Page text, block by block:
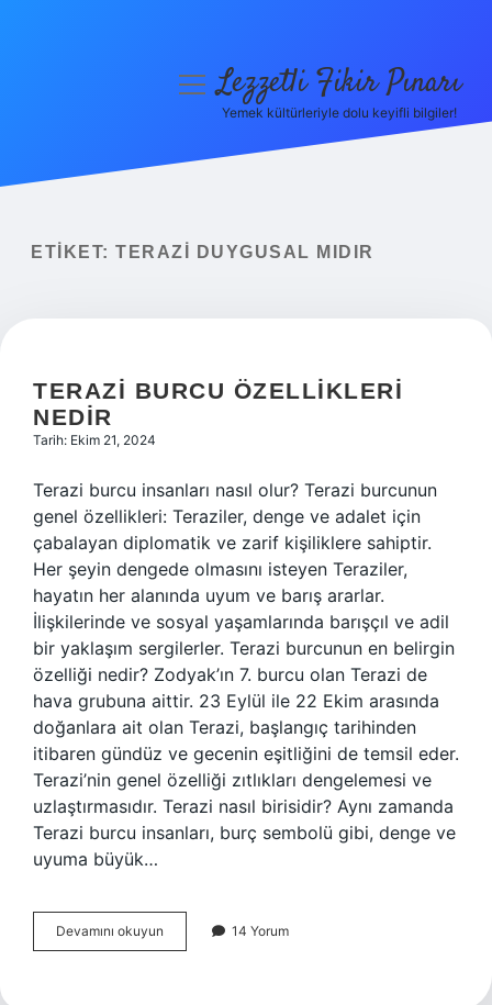
Yasal Uyarı
menüyüLezzetli Fikir Pınarı
Yemek kültürleriyle dolu keyifli bilgiler!
ETIKET: TERAZI DUYGUSAL MIDIR
TERAZI BURCU ÖZELLIKLERI
NEDIR
Tarih: Ekim 21, 2024
Terazi burcu insanları nasıl olur? Terazi burcunun
genel özellikleri: Teraziler, denge ve adalet için
çabalayan diplomatik ve zarif kişiliklere sahiptir.
Her şeyin dengede olmasını isteyen Teraziler,
hayatın her alanında uyum ve barış ararlar.
İlişkilerinde ve sosyal yaşamlarında barışçıl ve adil
bir yaklaşım sergilerler. Terazi burcunun en belirgin
özelliği nedir? Zodyak’ın 7. burcu olan Terazi de
hava grubuna aittir. 23 Eylül ile 22 Ekim arasında
doğanlara ait olan Terazi, başlangıç ​​tarihinden
itibaren gündüz ve gecenin eşitliğini de temsil eder.
Terazi’nin genel özelliği zıtlıkları dengelemesi ve
uzlaştırmasıdır. Terazi nasıl birisidir? Aynı zamanda
Terazi burcu insanları, burç sembolü gibi, denge ve
uyuma büyük…
Devamını okuyun
Burcu
14 Yorum